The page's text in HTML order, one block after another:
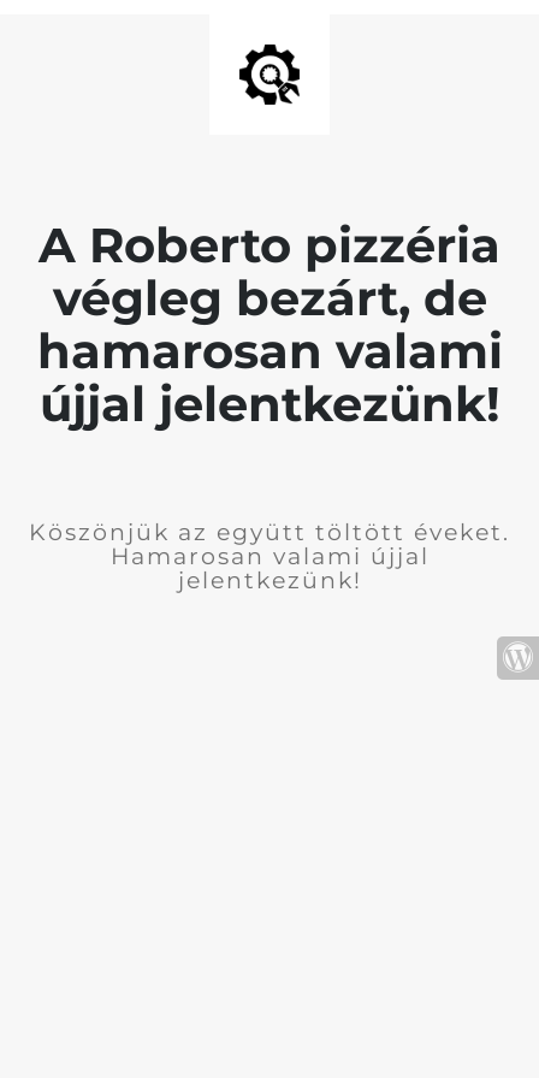
A Roberto pizzéria
végleg bezárt, de
hamarosan valami
újjal jelentkezünk!
Köszönjük az együtt töltött éveket.
Hamarosan valami újjal
jelentkezünk!